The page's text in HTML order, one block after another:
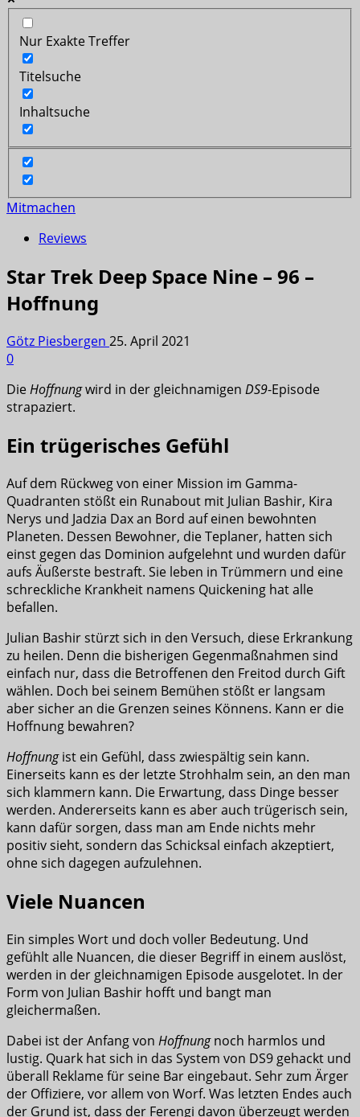
Nur Exakte Treffer
Titelsuche
Inhaltsuche
Mitmachen
Reviews
Star Trek Deep Space Nine – 96 –
Hoffnung
Götz Piesbergen 25. April 2021
0
DieHoffnungwird in der gleichnamigen DS9-Episode
strapaziert.
Ein trügerisches Gefühl
Auf dem Rückweg von einer Mission im Gamma-
Quadranten stößt ein Runabout mit Julian Bashir, Kira
Nerys und Jadzia Dax an Bord auf einen bewohnten
Planeten. Dessen Bewohner, die Teplaner, hatten sich
einst gegen das Dominion aufgelehnt und wurden dafür
aufs Äußerste bestraft. Sie leben in Trümmern und eine
schreckliche Krankheit namens Quickening hat alle
befallen.
Julian Bashir stürzt sich in den Versuch, diese Erkrankung
zu heilen. Denn die bisherigen Gegenmaßnahmen sind
einfach nur, dass die Betroffenen den Freitod durch Gift
wählen. Doch bei seinem Bemühen stößt er langsam
aber sicher an die Grenzen seines Könnens. Kann er die
Hoffnung bewahren?
Hoffnungist ein Gefühl, dass zwiespältig sein kann.
Einerseits kann es der letzte Strohhalm sein, an den man
sich klammern kann. Die Erwartung, dass Dinge besser
werden. Andererseits kann es aber auch trügerisch sein,
kann dafür sorgen, dass man am Ende nichts mehr
positiv sieht, sondern das Schicksal einfach akzeptiert,
ohne sich dagegen aufzulehnen.
Viele Nuancen
Ein simples Wort und doch voller Bedeutung. Und
gefühlt alle Nuancen, die dieser Begriff in einem auslöst,
werden in der gleichnamigen Episode ausgelotet. In der
Form von Julian Bashir hofft und bangt man
gleichermaßen.
Dabei ist der Anfang von Hoffnungnoch harmlos und
lustig. Quark hat sich in das System von DS9 gehackt und
überall Reklame für seine Bar eingebaut. Sehr zum Ärger
der Offiziere, vor allem von Worf. Was letzten Endes auch
der Grund ist, dass der Ferengi davon überzeugt werden